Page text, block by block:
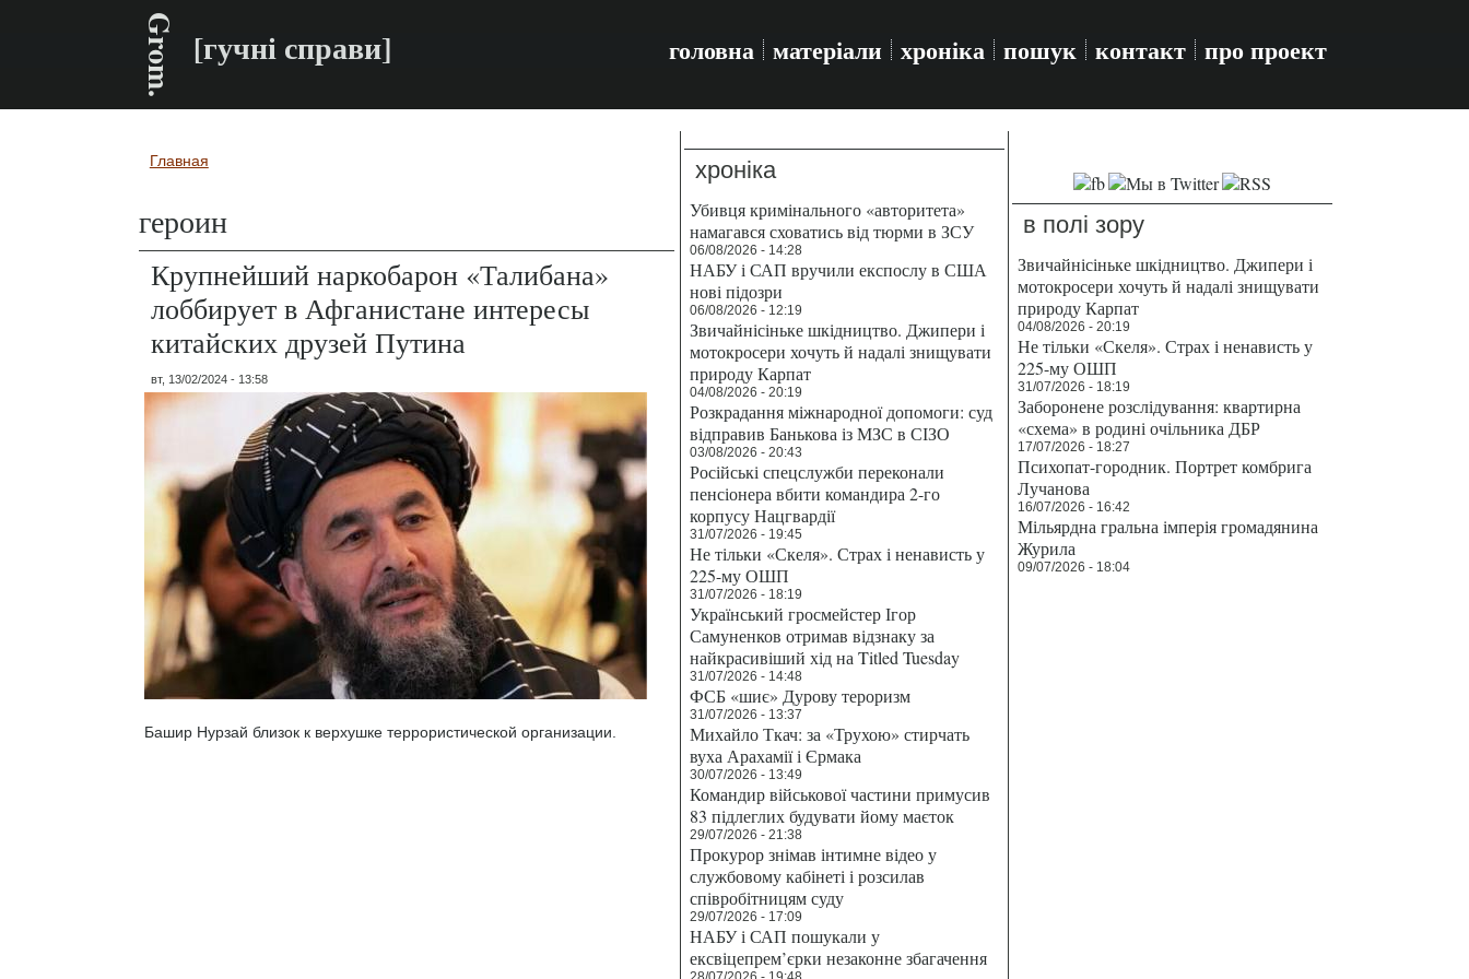
Grom. [гучні справи] головна матеріали хроніка пошук контакт про проект
Вы здесь
Главная
героин
Крупнейший наркобарон «Талибана»
лоббирует в Афганистане интересы
китайских друзей Путина
вт, 13/02/2024 - 13:58
Башир Нурзай близок к верхушке террористической организации.
хроніка
Убивця кримінального «авторитета»
намагався сховатись від тюрми в ЗСУ
06/08/2026 - 14:28
НАБУ і САП вручили експослу в США
нові підозри
06/08/2026 - 12:19
Звичайнісіньке шкідництво. Джипери і
мотокросери хочуть й надалі знищувати
природу Карпат
04/08/2026 - 20:19
Розкрадання міжнародної допомоги: суд
відправив Банькова із МЗС в СІЗО
03/08/2026 - 20:43
Російські спецслужби переконали
пенсіонера вбити командира 2-го
корпусу Нацгвардії
31/07/2026 - 19:45
Не тільки «Скеля». Страх і ненависть у
225-му ОШП
31/07/2026 - 18:19
Український гросмейстер Ігор
Самуненков отримав відзнаку за
найкрасивіший хід на Titled Tuesday
31/07/2026 - 14:48
ФСБ «шиє» Дурову тероризм
31/07/2026 - 13:37
Михайло Ткач: за «Трухою» стирчать
вуха Арахамії і Єрмака
30/07/2026 - 13:49
Командир військової частини примусив
83 підлеглих будувати йому маєток
29/07/2026 - 21:38
Прокурор знімав інтимне відео у
службовому кабінеті і розсилав
співробітницям суду
29/07/2026 - 17:09
НАБУ і САП пошукали у
ексвіцепрем’єрки незаконне збагачення
в полі зору
Звичайнісіньке шкідництво. Джипери і
мотокросери хочуть й надалі знищувати
природу Карпат
04/08/2026 - 20:19
Не тільки «Скеля». Страх і ненависть у
225-му ОШП
31/07/2026 - 18:19
Заборонене розслідування: квартирна
«схема» в родині очільника ДБР
17/07/2026 - 18:27
Психопат-городник. Портрет комбрига
Лучанова
16/07/2026 - 16:42
Мільярдна гральна імперія громадянина
Журила
09/07/2026 - 18:04